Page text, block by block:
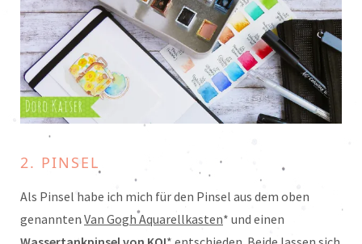
2. PINSEL
Als Pinsel habe ich mich für den Pinsel aus dem oben
genanntenVan Gogh Aquarellkasten* und einen